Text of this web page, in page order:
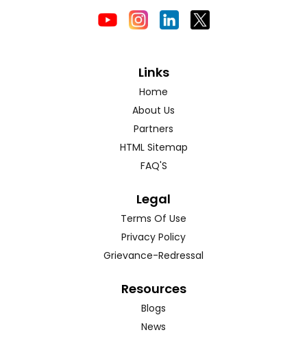
Links
Home
About Us
Partners
HTML Sitemap
FAQ'S
Legal
Terms Of Use
Privacy Policy
Grievance-Redressal
Resources
Blogs
News